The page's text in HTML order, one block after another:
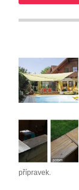
přípravek.